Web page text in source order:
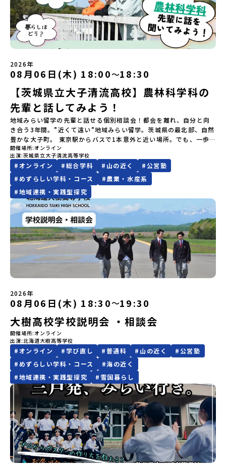
レルギー対応希望にはお応えしかねる場合がございます。対応が必
要な場合は必ず事前にご相談ください。・参加取消や急遽参加でき
なくなった場合について参加決定後の参加お取り消しはご遠慮下さ
い。やむを得ないお取り消しの場合はお早めに事務局までご連絡く
ださい。・キャンセルポリシーやむを得ない参加お取り消しの場
い。プログラム開催日の前日＜7月27日＞から、【キャンセルのご連
絡日：お支払いいただく旅行代金】・21日目にあたる日以前：無
の前日：40％・プログラム開始日当日：50％・ご連絡無しでの不参
加またはプログラム開始後の解除：100％・催行中止について天候な
どの状況等によって開催を見合わせる可能性があります。その場合
は原則、開催日1週間前までにご連絡いたします。又、最少催行人数
に達しなかった場合は、開催日3週間前までに催行中止の旨をメール
にてご連絡いたします。・よくあるご質問その他、よくあるご質問
についてはこちらをご確認ください。運営団体について＜プログラ
ム主催：一般財団法人地域・教育魅力化プラットフォーム＞「意志
ある若者にあふれる持続可能な地域・社会をつくる」というビジョ
ンを掲げ、2017年3月に島根県に設立した教育事業団体です。日本
全国約200の高校と連携しながら、中学卒業後に地域の枠を越えて生
徒一人ひとりの夢や価値観に合った地域・学校で1〜3年間過ごすこ
とができるシステム「地域みらい留学」をはじめとした、教育事業
や地域活性モデルをつくり続けています。名 称：一般財団法人地
域・教育魅力化プラットフォーム設 立：2017年3月代表者：岩本
悠所在地：〒690-0842 島根県松江市東本町二丁目25-6 みらい
BASE2階 その他所在地公式HP：http://c-platform.or.jp/お問い
合わせ先担当：小川・小原E-mail：info@miratabi.jp「おためし
地域留学体験」のプログラム開催情報を公式LINEにて配信中！ぜひ
ご登録ください♪地域みらい留学公式LINE
場合は、当選を取り消しとさせていただきます。当選取り消しがあ
った場合は、繰り上げ当選者へご連絡させていただきます。登録メ
ールアドレスの変更をご希望の場合は下記の地域みらい留学公式
LINEよりご連絡をお願いします。※受信制限設定をしていると、通
知メールをお受け取りいただけません。その場合は、
します。※結果に関する個別のお問合せにはお答えしておりません
ので、ご了承ください。・お申し込みについてお申込はお一人様1回
限りです。PC・スマートフォンからお申込ください。申込後の内容
変更はできません。お申込時は、メールアドレスの入力間違いにご
いただく予定です。・食事アレルギー対応について個別の詳細なア
レルギー対応希望にはお応えしかねる場合がございます。対応が必
要な場合は必ず事前にご相談ください。・参加取消や急遽参加でき
なくなった場合について参加決定後の参加お取り消しはご遠慮下さ
い。やむを得ないお取り消しの場合はお早めに事務局までご連絡く
ださい。・キャンセルポリシーやむを得ない参加お取り消しの場
合、以下のルールに沿って対応させていただきます。ご了承くださ
い。プログラム開催日の前日＜8月2日＞から、【キャンセルのご連
絡日：お支払いいただく旅行代金】・21日目にあたる日以前：無
料・20日目-8日目：20％・7日目-2日目：30％・プログラム開始日
の前日：40％・プログラム開始日当日：50％・ご連絡無しでの不参
加またはプログラム開始後の解除：100％・催行中止について天候な
どの状況等によって開催を見合わせる可能性があります。その場合
は原則、開催日1週間前までにご連絡いたします。又、最少催行人数
に達しなかった場合は、開催日3週間前までに催行中止の旨をメール
にてご連絡いたします。・よくあるご質問その他、よくあるご質問
についてはこちらをご確認ください。運営団体について＜プログラ
ム主催：一般財団法人地域・教育魅力化プラットフォーム＞「意志
ンを掲げ、2017年3月に島根県に設立した教育事業団体です。日本
全国約200の高校と連携しながら、中学卒業後に地域の枠を越えて生
徒一人ひとりの夢や価値観に合った地域・学校で1〜3年間過ごすこ
とができるシステム「地域みらい留学」をはじめとした、教育事業
や地域活性モデルをつくり続けています。名 称：一般財団法人地
域・教育魅力化プラットフォーム設 立：2017年3月代表者：岩本
悠所在地：〒690-0842 島根県松江市東本町二丁目25-6 みらい
BASE2階公式HP：http://c-platform.or.jp/お問い合わせ先担
当：小川・小原E-mail：info@miratabi.jp「おためし地域留学体
験」のプログラム開催情報を公式LINEにて配信中！ぜひご登録くだ
さい♪地域みらい留学公式LINE
てプログラムを変更する場合がございます。参加概要【開催場所】
岩手県八幡平市【実施日程】8月3日（月）〜8月5日（水）※参加が
確定した方には7月9日(木) 18:30～20：00に 「参加者向け事前オ
ンラインセッション」をご案内する予定です。【集合場所・時間】
盛岡駅 8月3日(月)12:00 集合【解散場所・時間】盛岡駅 8月5日(水)
14:30 解散【対象】中学2年生、中学3年生【宿泊先】ペンションき
らく※1室に複数(同性2～4名程度)で宿泊いただく予定です。【旅行
代金】無料※旅行代金に含まれる費用のうち、以下の内容が無料と
なります：・宿泊費（2泊分）・プログラム内のアクティビティ・体
験費用・一部の食事代*以下の費用は参加者のご負担となります・集
合場所までの往復交通費・お土産代や自由時間の個人飲食費などの
個人的費用【募集人数】最大10名（お申し込み多数の場合は抽選の
上決定）【参加者決定】お申し込み多数の場合は、締め切り後1週間
を目途に当落結果をご連絡いたします。【申し込み締切】6月8日
(月)12：00 から 6月22日(月) 12：00まで疑問も不安もワクワクに
変える！「おためし地域留学」ステップアップ説明会プログラムの
内容を詳しく知りたい方や、お申し込みを迷われている方向けに
Zoomでのオンライン配信を行います。知りたい情報のレベルに合
わせて、以下の2つのステップをご活用ください。【STEP 1】全体
オンライン説明会（アーカイブ動画を公開中！）〜まずは「おため
し地域留学」を知りたい方へ〜日本全国20以上の地域から選んで参
加できる「おためし地域留学」の全体像や魅力について、説明会を
開催しました。中学生一人での参加にあたり、保護者様が特に気に
なる「安全面」や「事務局のサポート体制」についても詳しく解説
しています。ぜひ、ご自宅からお気軽にご視聴ください。🎬 [アーカ
イブ動画を視聴する]YouTube：
https://youtu.be/Yt8nd04aNgA?si=e5erbspvwz5O8_uF
【STEP 2】プログラム説明会〜「八幡平市」の内容をもっと知りし
たい方へ〜全体説明を聞いたうえで、「プログラムで何をする
の？」「どんなまちなの？」という疑問にお答えする詳細配信で
す。2泊3日のプログラムの中身をお伝えします。日時：6月10日(水)
19：00〜20：00内容：どんなところ？プログラム詳細解説、質疑
応答紹介地域：鹿児島県出水市・出水工業高校/北海道標津町/岩手
県八幡平市/愛媛県鬼北町＊4つの地域のプログラムを1時間でぎゅっ
とお届けします。お申し込み：https://c-
mirai.jp/events/064069お気軽にどうぞ！「はじめての一人旅だ
けど大丈夫？」「どんな体験ができるの？」そんな保護者様の不安
や、中学生のみなさんの素朴な疑問にスタッフが直接お答えしま
す。チャットでの質問も可能ですので、ぜひご自宅からリラックス
してご参加ください。▼お申し込み前に必ずご確認ください・参加
規約への同意プログラムへの参加申し込みいただく前に、「お申し
込みに関する各規約」への同意が必須となります。ご確認くださ
い。・抽選による参加者決定についてお申込みいただいた方の中か
ら抽選の上、締め切り日から1週間を目途に、お申し込み時に記入い
ただいたメールアドレス宛に「当選／落選メール」をお送りいたし
ます。当選者は、メールに記載された「当選確認フォーム」に３日
以内に回答いただき、確認フォームの提出をもって参加確定とさせ
ていただきます。当選確認フォームの期日までにご回答いただけな
い場合は、当選を取り消しとさせていただきます。当選取り消しが
の営みの一部として共生してきた風土が存在します。標津高校で
は、地域と連携して「食」を考える「フードデザイン」の授業がお
すすめの一つです。生徒たちが地元の素材を活かしたメニュー開発
を行い、町内の学校給食に「標高給食DAY」としてオリジナル給食
を提供しています。地域のイベントにも出展して広く地元の方へ届
行う高校生たちと一緒に夕食づくりを体験。地域の食文化と向き合
っている先輩から直接話を聞くことができます🎵先輩たちとの交流
は、きっと「未来へのヒント」が見つかるきっかけになります。そ
んな他にはないスペシャルな魅力がギュッと詰まった北海道標津町
がら「雄大な自然と生き物」「伝統的な産業と人々の暮らし」の魅
力に触れ一緒に探求しませんか？体験のおすすめポイント体験プロ
グラム内容（予定）＜１日目＞（PM）「オリエンテーション・自己
紹介ワーク」「サーモン科学館見学」 -「鮭の聖地・しべつ」の歴
史や成り立ちを知る「夕食」 -高校生も一緒にみんなで夕食「1日
目の振り返り会」＜2日目＞（AM）「 ポー川史跡公園散策または渓
流釣り体験」 -1万年前の縄文文化に触れる -渓流釣りで自然を満
喫（PM）「地引網体験」 -地元の方との交流「自由時間：海の公
園で高校生とあそぶ！かたる！」 -高校生との交流「みんなで
BBQ・花火大会」 -さらにまちの人たちと交流＜3日目＞（AM）
「3日間の振り返りワーク」 -みんなで振り返り対話（PM） 13：
00 解散 (中標津空港 13：30頃到着)※14：50 中標津空港発 (羽田
空港16：45着)便を利用する想定※天候の状況や参加人数によってプ
ログラムを変更する場合がございます。参加概要【開催場所】北海
道標津町【実施日程】8月4日（火）〜 8月6日（木）※参加が確定し
た方には7月10日(金) 18：30～20：00に「参加者向け事前オンラ
イン研修」をご案内する予定です。必ず参加をお願いします。【集合
場所・時間】中標津空港 8月4日(火) 14：30 集合【解散場所・時
年生【宿泊先】民宿 船長の家※1室に複数(同性2～4名程度)で宿泊
いただく予定です。【旅行代金】無料※旅行代金に含まれる費用の
うち、以下の内容が無料となります：・宿泊費（2泊分）・プログラ
ム内のアクティビティ・体験費用・一部の食事代*以下の費用は参加
者のご負担となります・集合場所までの往復交通費・お土産代や自
由時間の個人飲食費などの個人的費用【募集人数】最大10名（お申
し込み多数の場合は抽選の上決定）【参加者決定】お申し込み多数
の場合は、締め切り後1週間を目途に当落結果をご連絡いたします。
【申し込み受付期間】6月8日(月)12：00 から 6月22日(月) 12：00
まで疑問も不安もワクワクに変える！「おためし地域留学」ステッ
プアップ説明会プログラムの内容を詳しく知りたい方や、お申し込
みを迷われている方向けにZoomでのオンライン配信を行います。
知りたい情報のレベルに合わせて、以下の2つのステップをご活用く
ださい。【STEP 1】全体オンライン説明会（アーカイブ動画を公開
中！）〜まずは「おためし地域留学」を知りたい方へ〜日本全国20
以上の地域から選んで参加できる「おためし地域留学」の全体像や
魅力について、説明会を開催しました。中学生一人での参加にあた
り、保護者様が特に気になる「安全面」や「事務局のサポート体
制」についても詳しく解説しています。ぜひ、ご自宅からお気軽に
2026年
08月06日(木) 18:00〜18:30
【茨城県立大子清流高校】農林科学科の
先輩と話してみよう！
地域みらい留学の先輩と話せる個別相談会！都会を離れ、自分と向
き合う3年間。”近くて遠い”地域みらい留学。茨城県の最北部、自然
豊かな大子町。 東京駅からバスで1本意外と近い場所。でも、一歩
足を踏み入れれば、都会では味わえない圧倒的な自然と、温かい人
の繋がりが待っています。「地域みらい留学」が始まって3年。今年
度も全国から12名の仲間を迎えました。23名の先輩が通う大子清流
高校をちょっとのぞいていきませんか👀こんな「自分」に出会って
みたい人へなにかちょっと、新しいことにチャレンジしてみたい勉
強だけじゃなく、実際に体を動かす体験を大切にしたい面倒見の良
い先生や、地域の大人たちに見守られて成長したいそんな「ちょっ
とやってみたい」という気持ちを、私たちは全力で後押しします。
どうぞお気軽にご参加ください！
開催場所 オンライン
出演 茨城県立大子清流高等学校
#オンライン #総合学科 # 山の近く #公営塾
#めずらしい学科・コース #農業・水産系
#地域連携・実践型探究
2026年
08月06日(木) 18:30〜19:30
大樹高校学校説明会 ・相談会
開催場所 オンライン
出演 北海道大樹高等学校
#オンライン #学び直し #普通科 # 山の近く #公営塾
#めずらしい学科・コース #海の近く
#地域連携・実践型探究 #雪国暮らし